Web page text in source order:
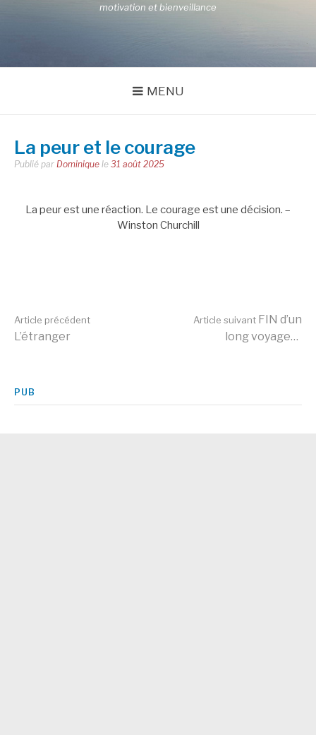
motivation et bienveillance
MENU
La peur et le courage
Publié par Dominique le 31 août 2025
La peur est une réaction. Le courage est une décision. –
Winston Churchill
Lire
la
Article précédent
L’étranger
Article suivant FIN d’un
long voyage…
PUB